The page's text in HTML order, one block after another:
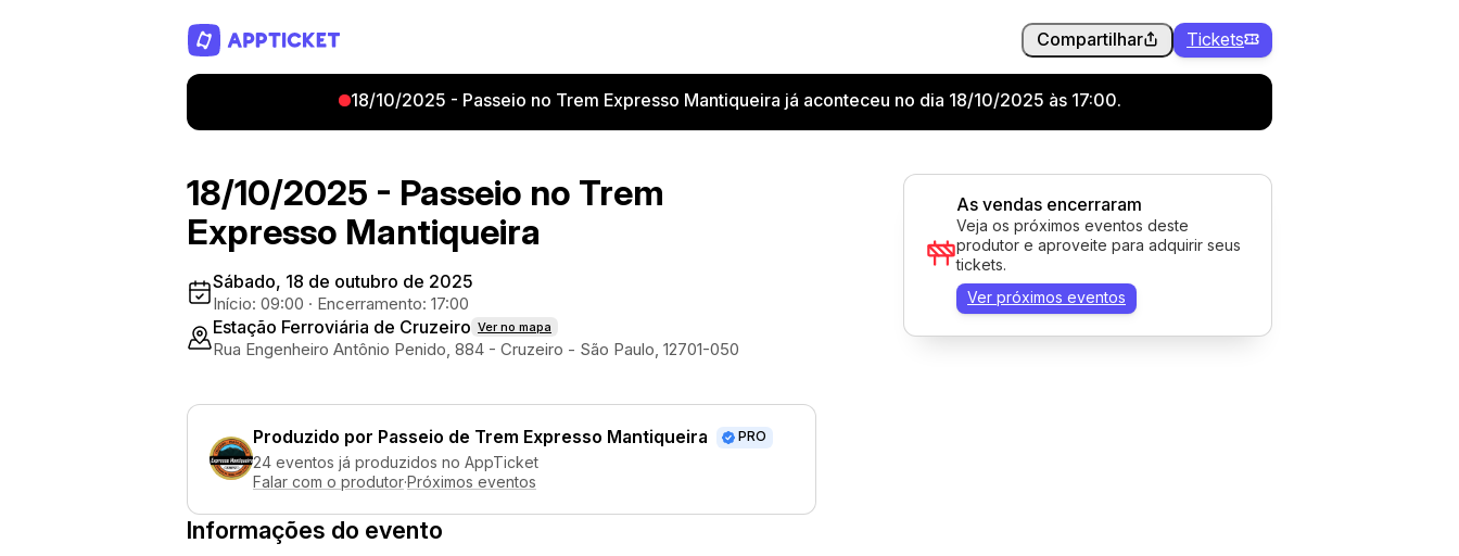
Compartilhar Tickets
18/10/2025 - Passeio no Trem Expresso Mantiqueira já aconteceu no dia 18/10/2025 às 17:00.
18/10/2025 - Passeio no Trem
Expresso Mantiqueira
Sábado, 18 de outubro de 2025
Início: 09:00 · Encerramento: 17:00
Estação Ferroviária de Cruzeiro Ver no mapa
Rua Engenheiro Antônio Penido, 884 - Cruzeiro - São Paulo, 12701-050
Produzido por Passeio de Trem Expresso Mantiqueira PRO
24 eventos já produzidos no AppTicket
Falar com o produtor·Próximos eventos
Informações do evento
As vendas encerraram
Veja os próximos eventos deste
produtor e aproveite para adquirir seus
tickets.
Ver próximos eventos